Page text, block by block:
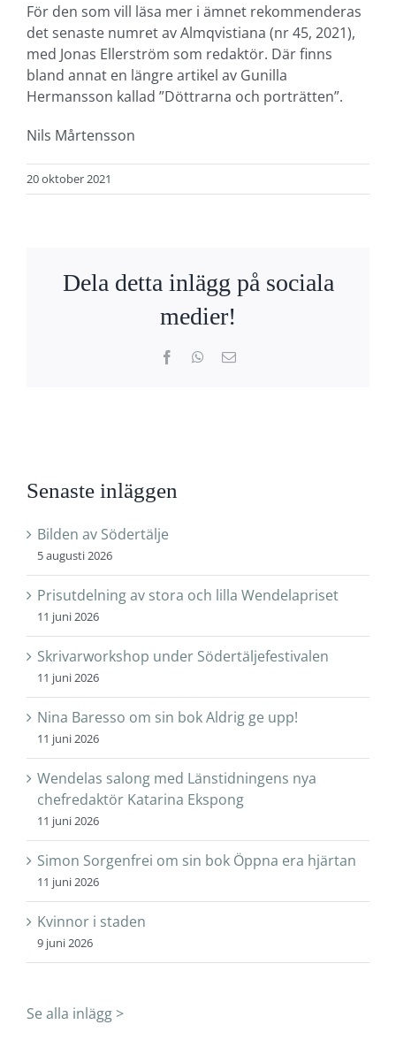
För den som vill läsa mer i ämnet rekommenderas
det senaste numret av Almqvistiana (nr 45, 2021),
med Jonas Ellerström som redaktör. Där finns
bland annat en längre artikel av Gunilla
Hermansson kallad ”Döttrarna och porträtten”.
Nils Mårtensson
20 oktober 2021
Dela detta inlägg på sociala
medier!
FacebookWhatsApp
E-
Senaste inläggen
Bilden av Södertälje
5 augusti 2026
Prisutdelning av stora och lilla Wendelapriset
11 juni 2026
Skrivarworkshop under Södertäljefestivalen
11 juni 2026
Nina Baresso om sin bok Aldrig ge upp!
11 juni 2026
Wendelas salong med Länstidningens nya
chefredaktör Katarina Ekspong
11 juni 2026
Simon Sorgenfrei om sin bok Öppna era hjärtan
11 juni 2026
Kvinnor i staden
9 juni 2026
Se alla inlägg >